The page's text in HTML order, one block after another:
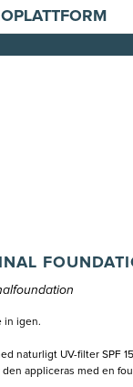
in igen.
naturligt UV-filter SPF
appliceras med en